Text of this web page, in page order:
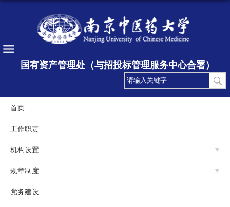
国有资产管理处（与招投标管理服务中心合署）
首页
工作职责
机构设置
规章制度
党务建设